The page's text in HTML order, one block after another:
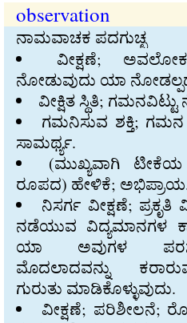
observation
ನಾಮವಾಚಕ ಪದಗುಚ್ಛ
ವೀಕ್ಷಣೆ;
ನೋಡುವುದು ಯಾ
ವೀಕ್ಷಿತ ಸ್ಥಿತಿ;
ಗಮನಿಸುವ ಶಕ್ತಿ;
ಸಾಮರ್ಥ್ಯ.
(ಮುಖ್ಯವಾಗಿ
ರೂಪದ) ಹೇಳಿಕೆ;
ನಿಸರ್ಗ ವೀಕ್ಷಣೆ; ಪ್ರಕೃತಿ
ನಡೆಯುವ ವಿದ್ಯಮಾನಗಳ
ಯಾ ಅವುಗಳ
ಮೊದಲಾದವನ್ನು
ಗುರುತು ಮಾಡಿಕೊಳ್ಳುವುದು.
ವೀಕ್ಷಣೆ; ಪರಿಶೀಲನೆ;